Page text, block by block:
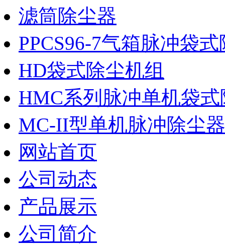
滤筒除尘器
PPCS96-7气箱脉冲袋
HD袋式除尘机组
HMC系列脉冲单机袋式
MC-II型单机脉冲除尘器
网站首页
公司动态
产品展示
公司简介